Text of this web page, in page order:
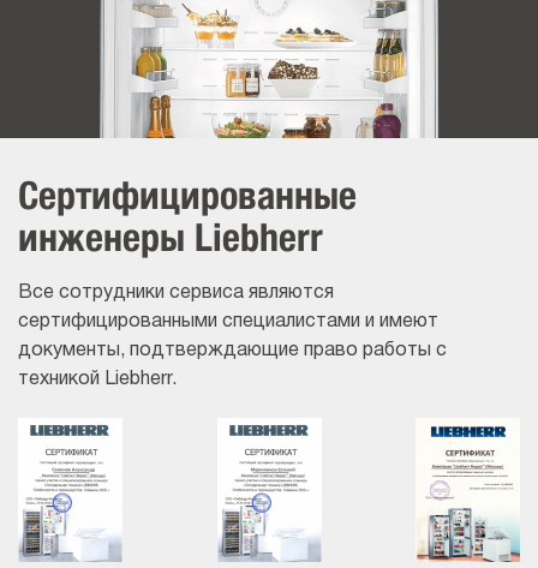
Сертифицированные
инженеры Liebherr
Все сотрудники сервиса являются
сертифицированными специалистами и имеют
документы, подтверждающие право работы с
техникой Liebherr.